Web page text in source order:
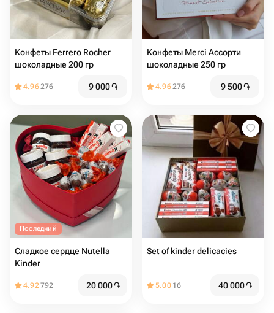
Конфеты Ferrero Rocher
шоколадные 200 гр
4.96276 9 000֏
Конфеты Merci Ассорти
шоколадные 250 гр
4.96276 9 500֏
Последний
Сладкое сердце Nutella
Kinder
4.92792 20 000֏
Set of kinder delicacies
5.00 16 40 000֏